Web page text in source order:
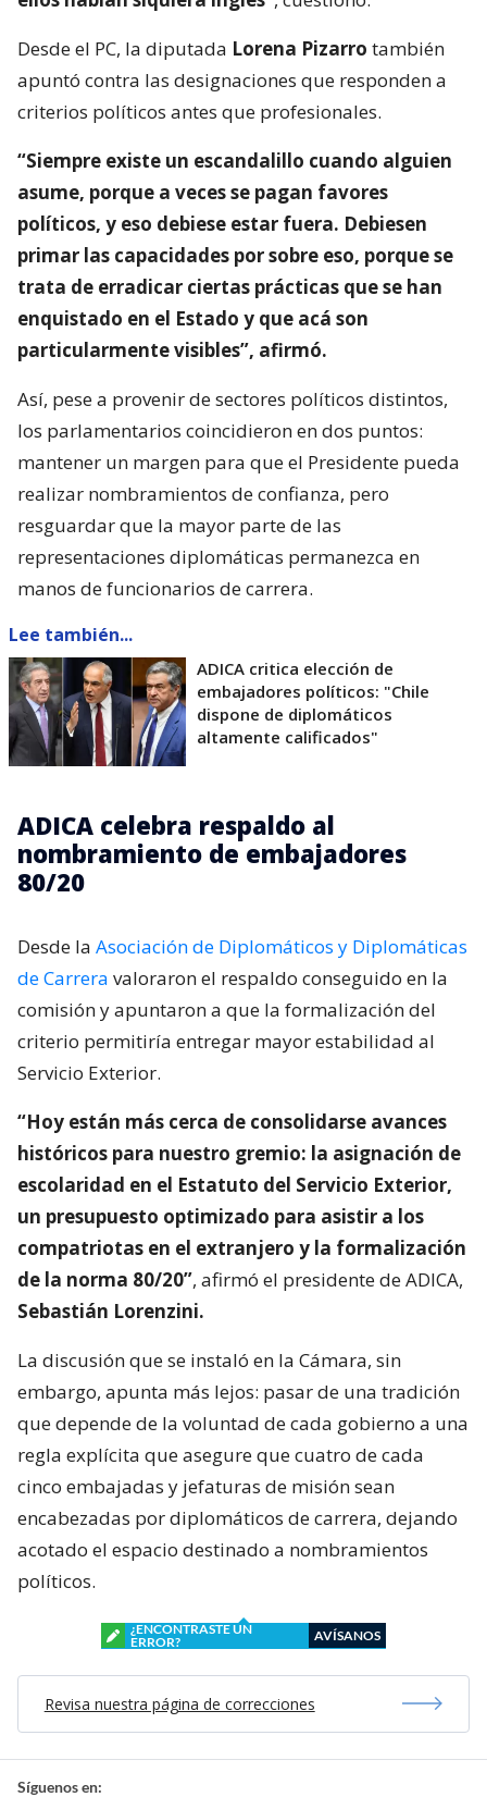
Desde el PC, la diputada Lorena Pizarro también
apuntó contra las designaciones que responden a
criterios políticos antes que profesionales.
“Siempre existe un escandalillo cuando alguien
asume, porque a veces se pagan favores
políticos, y eso debiese estar fuera. Debiesen
primar las capacidades por sobre eso, porque se
trata de erradicar ciertas prácticas que se han
enquistado en el Estado y que acá son
particularmente visibles”, afirmó.
Así, pese a provenir de sectores políticos distintos,
los parlamentarios coincidieron en dos puntos:
mantener un margen para que el Presidente pueda
realizar nombramientos de confianza, pero
resguardar que la mayor parte de las
representaciones diplomáticas permanezca en
manos de funcionarios de carrera.
Lee también...
ADICA critica elección de
embajadores políticos: "Chile
dispone de diplomáticos
altamente calificados"
ADICA celebra respaldo al
nombramiento de embajadores
80/20
Desde la Asociación de Diplomáticos y Diplomáticas
de Carrera valoraron el respaldo conseguido en la
comisión y apuntaron a que la formalización del
criterio permitiría entregar mayor estabilidad al
Servicio Exterior.
“Hoy están más cerca de consolidarse avances
históricos para nuestro gremio: la asignación de
escolaridad en el Estatuto del Servicio Exterior,
un presupuesto optimizado para asistir a los
compatriotas en el extranjero y la formalización
de la norma 80/20”, afirmó el presidente de ADICA,
Sebastián Lorenzini.
La discusión que se instaló en la Cámara, sin
embargo, apunta más lejos: pasar de una tradición
que depende de la voluntad de cada gobierno a una
regla explícita que asegure que cuatro de cada
cinco embajadas y jefaturas de misión sean
encabezadas por diplomáticos de carrera, dejando
acotado el espacio destinado a nombramientos
políticos.
¿ENCONTRASTE UN
ERROR?
AVÍSANOS
Revisa nuestra página de correcciones
Síguenos en: